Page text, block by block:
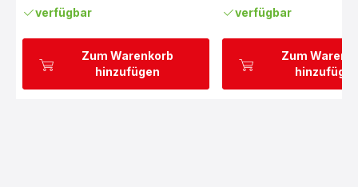
Zum Warenkorb
hinzufügen
verfügbar
Zum
verfügbar